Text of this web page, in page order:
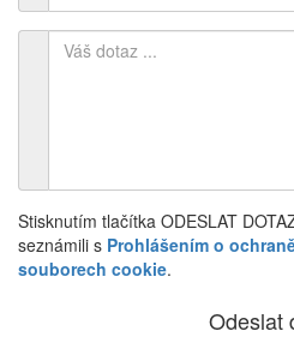
Stisknutím tlačítka ODESLAT
seznámili s Prohlášením o
souborech cookie.
Odeslat